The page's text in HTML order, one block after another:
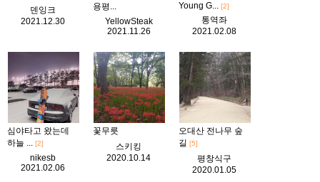
덴잉크
2021.12.30
용평...
YellowSteak
2021.11.26
Young G... [2]
통역좌
2021.02.08
심야타고 왔는데
하늘 ... [2]
nikesb
2021.02.06
꽃무릇
스키킹
2020.10.14
오대산 전나무 숲
길 [5]
평창식구
2020.01.05